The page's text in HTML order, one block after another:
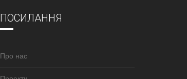
ПОСИЛАННЯ
Про нас